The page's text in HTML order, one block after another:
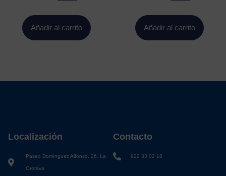
Añadir al carrito Añadir al carrito
Localización
Paseo Domínguez Alfonso, 26. La
Orotava
Contacto
922 33 02 18